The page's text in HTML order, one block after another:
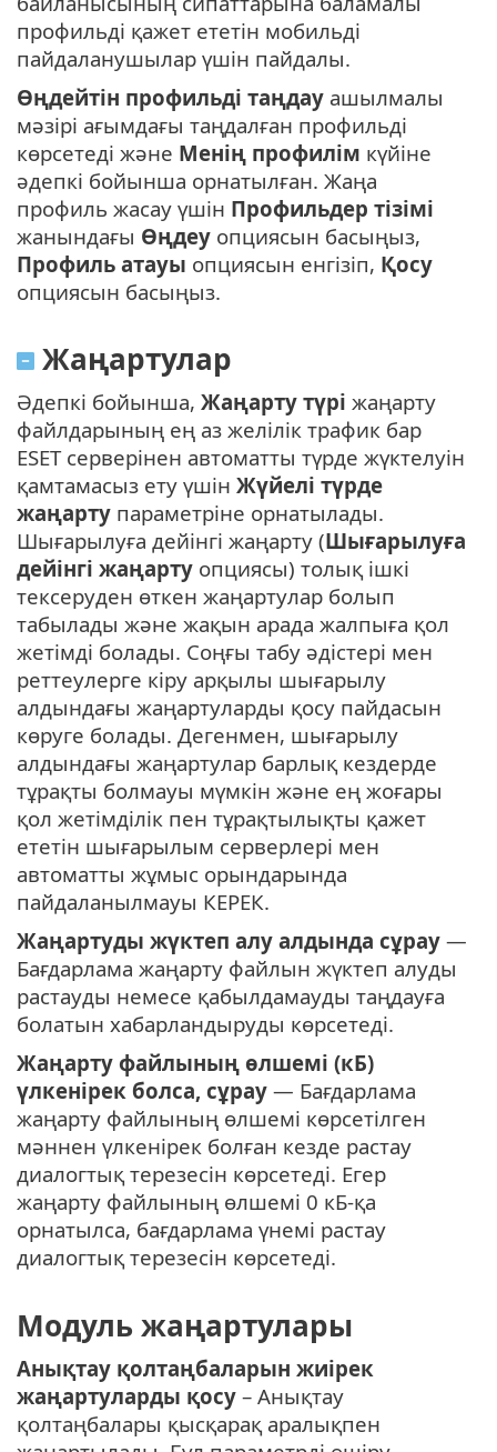
профильді қажет ететін мобильді
пайдаланушылар үшін пайдалы.
Өңдейтін профильді таңдау ашылмалы
мәзірі ағымдағы таңдалған профильді
көрсетеді және Менің профилім күйіне
әдепкі бойынша орнатылған. Жаңа
профиль жасау үшін Профильдер тізімі
жанындағы Өңдеу опциясын басыңыз,
Профиль атауы опциясын енгізіп, Қосу
опциясын басыңыз.
Жаңартулар
Әдепкі бойынша, Жаңарту түрі жаңарту
файлдарының ең аз желілік трафик бар
ESET серверінен автоматты түрде жүктелуін
қамтамасыз ету үшін Жүйелі түрде
жаңарту параметріне орнатылады.
Шығарылуға дейінгі жаңарту (Шығарылуға
дейінгі жаңарту опциясы) толық ішкі
тексеруден өткен жаңартулар болып
табылады және жақын арада жалпыға қол
жетімді болады. Соңғы табу әдістері мен
реттеулерге кіру арқылы шығарылу
алдындағы жаңартуларды қосу пайдасын
көруге болады. Дегенмен, шығарылу
алдындағы жаңартулар барлық кездерде
тұрақты болмауы мүмкін және ең жоғары
қол жетімділік пен тұрақтылықты қажет
ететін шығарылым серверлері мен
автоматты жұмыс орындарында
пайдаланылмауы КЕРЕК.
Жаңартуды жүктеп алу алдында сұрау —
Бағдарлама жаңарту файлын жүктеп алуды
растауды немесе қабылдамауды таңдауға
болатын хабарландыруды көрсетеді.
Жаңарту файлының өлшемі (кБ)
үлкенірек болса, сұрау — Бағдарлама
жаңарту файлының өлшемі көрсетілген
мәннен үлкенірек болған кезде растау
диалогтық терезесін көрсетеді. Егер
жаңарту файлының өлшемі 0 кБ-қа
орнатылса, бағдарлама үнемі растау
диалогтық терезесін көрсетеді.
Модуль жаңартулары
Анықтау қолтаңбаларын жиірек
жаңартуларды қосу – Анықтау
қолтаңбалары қысқарақ аралықпен